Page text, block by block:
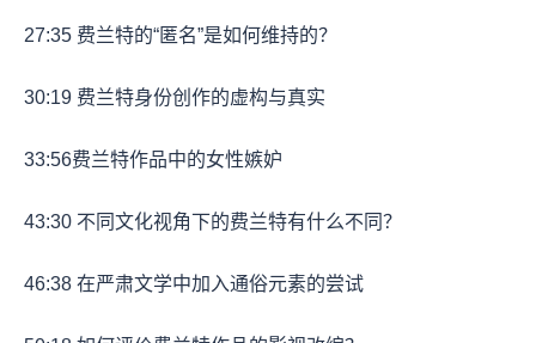
27:35 费兰特的“匿名”是如何维持的？
30:19 费兰特身份创作的虚构与真实
33:56费兰特作品中的女性嫉妒
43:30 不同文化视角下的费兰特有什么不同？
46:38 在严肃文学中加入通俗元素的尝试